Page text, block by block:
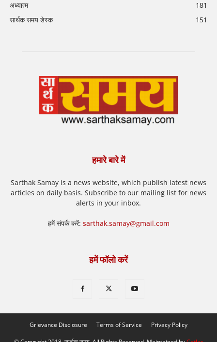
अध्यात्म
181
सार्थक समय डेस्क
151
हमारे बारे में
Sarthak Samay is a news website, which publish latest news
articles on daily basis. Subscribe to our mailing list for news
alerts in your inbox.
हमें संपर्क करें: sarthak.samay@gmail.com
हमें फॉलो करें
Grievance Disclosure Terms of Service Privacy Policy